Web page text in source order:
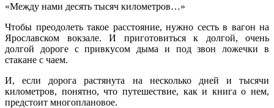
«Между нами десять тысяч километров…»
Чтобы преодолеть такое расстояние, нужно сесть в вагон на
Ярославском вокзале. И приготовиться к долгой, очень
долгой дороге с привкусом дыма и под звон ложечки в
стакане с чаем.
И, если дорога растянута на несколько дней и тысячи
километров, понятно, что путешествие, как и книга о нем,
предстоит многоплановое.